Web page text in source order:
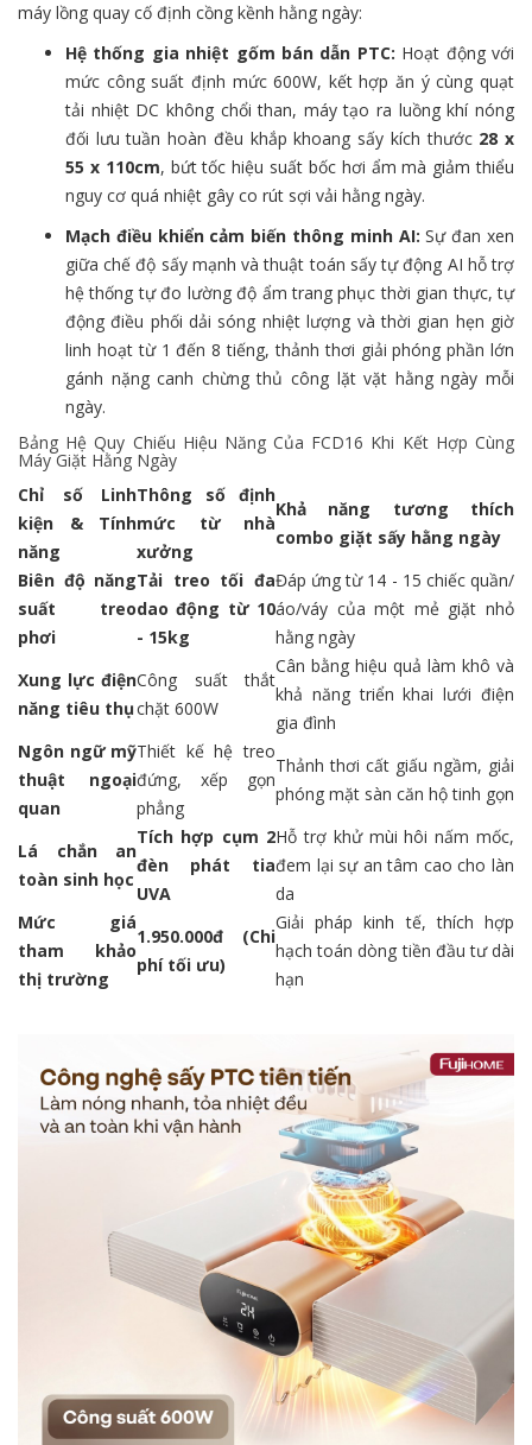
máy lồng quay cố định cồng kềnh hằng ngày:
Hệ thống gia nhiệt gốm bán dẫn PTC: Hoạt động với
mức công suất định mức 600W, kết hợp ăn ý cùng quạt
tải nhiệt DC không chổi than, máy tạo ra luồng khí nóng
đối lưu tuần hoàn đều khắp khoang sấy kích thước 28 x
55 x 110cm, bứt tốc hiệu suất bốc hơi ẩm mà giảm thiểu
nguy cơ quá nhiệt gây co rút sợi vải hằng ngày.
Mạch điều khiển cảm biến thông minh AI: Sự đan xen
giữa chế độ sấy mạnh và thuật toán sấy tự động AI hỗ trợ
hệ thống tự đo lường độ ẩm trang phục thời gian thực, tự
động điều phối dải sóng nhiệt lượng và thời gian hẹn giờ
linh hoạt từ 1 đến 8 tiếng, thảnh thơi giải phóng phần lớn
gánh nặng canh chừng thủ công lặt vặt hằng ngày mỗi
ngày.
Bảng Hệ Quy Chiếu Hiệu Năng Của FCD16 Khi Kết Hợp Cùng
Máy Giặt Hằng Ngày
Chỉ số Linh
kiện & Tính
năng
Thông số định
mức từ nhà
xưởng
Khả năng tương thích
combo giặt sấy hằng ngày
Biên độ năng
suất treo
phơi
Tải treo tối đa
dao động từ 10
- 15kg
Đáp ứng từ 14 - 15 chiếc quần/
áo/váy của một mẻ giặt nhỏ
hằng ngày
Xung lực điện
năng tiêu thụ
Công suất thắt
chặt 600W
Cân bằng hiệu quả làm khô và
khả năng triển khai lưới điện
gia đình
Ngôn ngữ mỹ
thuật ngoại
quan
Thiết kế hệ treo
đứng, xếp gọn
phẳng
Thảnh thơi cất giấu ngầm, giải
phóng mặt sàn căn hộ tinh gọn
Lá chắn an
toàn sinh học
Tích hợp cụm 2
đèn phát tia
UVA
Hỗ trợ khử mùi hôi nấm mốc,
đem lại sự an tâm cao cho làn
da
Mức giá
tham khảo
thị trường
1.950.000đ (Chi
phí tối ưu)
Giải pháp kinh tế, thích hợp
hạch toán dòng tiền đầu tư dài
hạn